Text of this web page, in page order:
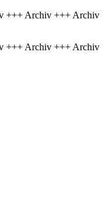
+++ Archiv +++ Archiv
+++ Archiv +++ Archiv